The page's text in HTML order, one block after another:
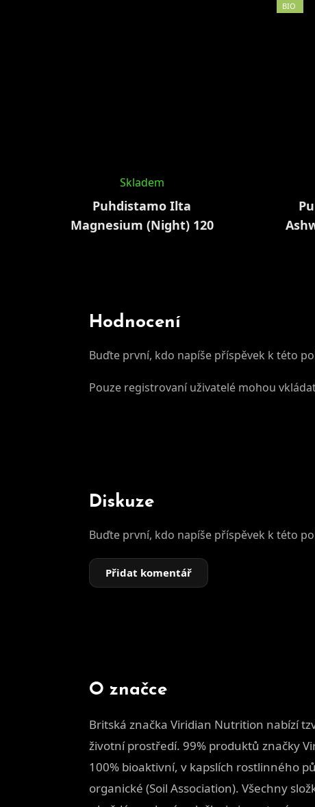
Puhdistamo Ilta
Magnesium (Night) 120
Skladem
BIO
Hodnocení
Buďte první, kdo napíše příspěvek k této
Pouze registrovaní uživatelé mohou
Diskuze
Buďte první, kdo napíše příspěvek k této
Přidat komentář
O značce
Britská značka Viridian Nutrition nabízí
životní prostředí. 99% produktů značky
100% bioaktivní, v kapslích rostlinného
organické (Soil Association). Všechny